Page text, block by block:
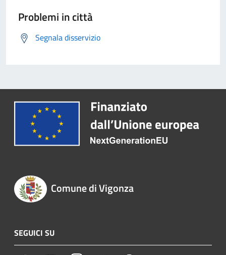
Problemi in città
Segnala disservizio
Comune di Vigonza
SEGUICI SU